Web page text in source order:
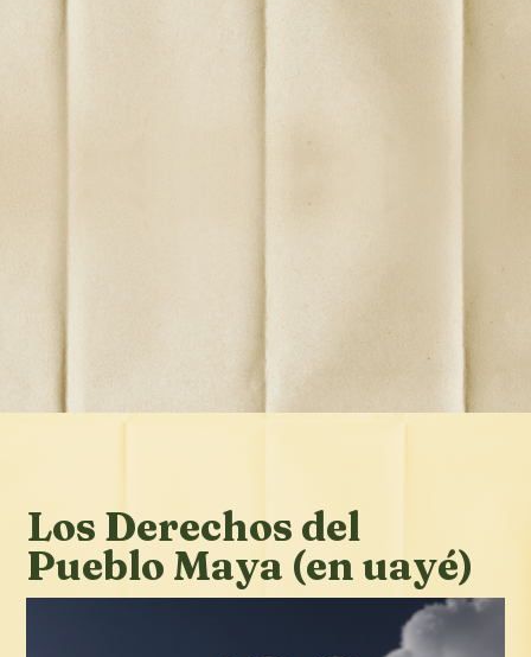
Los Derechos del
Pueblo Maya (en uayé)